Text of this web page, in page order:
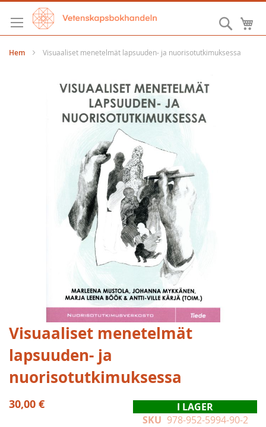
Hoppa
till
innehållet
Sök
Hem Visuaaliset menetelmät lapsuuden- ja nuorisotutkimuksessa
Hoppa
till
början
bildgalleriet
Visuaaliset menetelmät
lapsuuden- ja
nuorisotutkimuksessa
30,00 €
I LAGER
SKU 978-952-5994-90-2